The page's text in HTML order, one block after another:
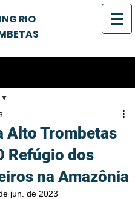
RIO
Alto Trombetas
Refúgio dos
na Amazônia
jun. de 2023